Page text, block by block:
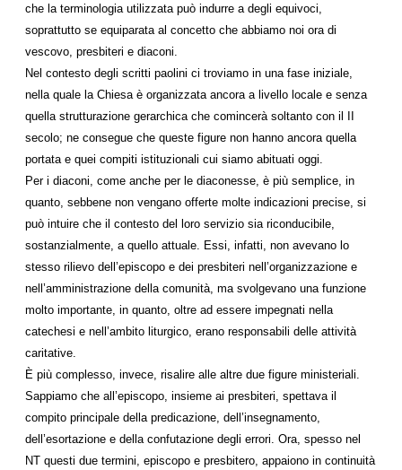
che la terminologia utilizzata può indurre a degli equivoci,
soprattutto se equiparata al concetto che abbiamo noi ora di
vescovo, presbiteri e diaconi.
Nel contesto degli scritti paolini ci troviamo in una fase iniziale,
nella quale la Chiesa è organizzata ancora a livello locale e senza
quella strutturazione gerarchica che comincerà soltanto con il II
secolo; ne consegue che queste figure non hanno ancora quella
portata e quei compiti istituzionali cui siamo abituati oggi.
Per i diaconi, come anche per le diaconesse, è più semplice, in
quanto, sebbene non vengano offerte molte indicazioni precise, si
può intuire che il contesto del loro servizio sia riconducibile,
sostanzialmente, a quello attuale. Essi, infatti, non avevano lo
stesso rilievo dell’episcopo e dei presbiteri nell’organizzazione e
nell’amministrazione della comunità, ma svolgevano una funzione
molto importante, in quanto, oltre ad essere impegnati nella
catechesi e nell’ambito liturgico, erano responsabili delle attività
caritative.
È più complesso, invece, risalire alle altre due figure ministeriali.
Sappiamo che all’episcopo, insieme ai presbiteri, spettava il
compito principale della predicazione, dell’insegnamento,
dell’esortazione e della confutazione degli errori. Ora, spesso nel
NT questi due termini, episcopo e presbitero, appaiono in continuità